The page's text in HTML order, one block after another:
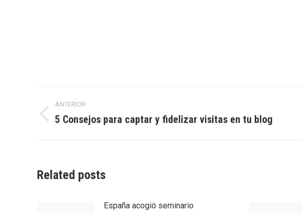
Navegación
entre
ANTERIOR
Entrada
5 Consejos para captar y fidelizar visitas en tu blog
Related posts
España acogió seminario